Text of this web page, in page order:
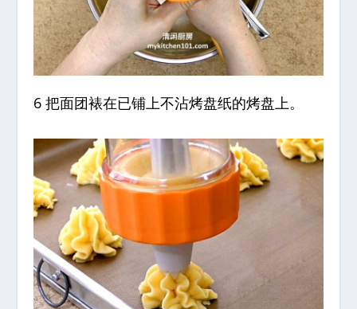
6 把面团裱在已铺上不沾烤盘纸的烤盘上。